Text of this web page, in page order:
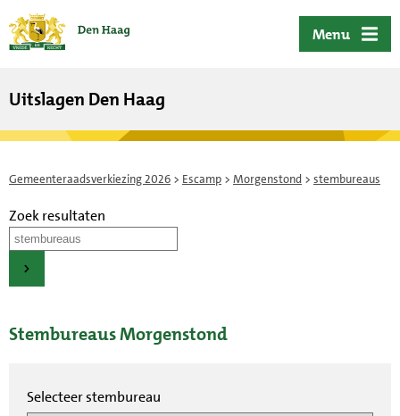
Menu
Uitslagen Den Haag
Gemeenteraadsverkiezing 2026 > Escamp > Morgenstond > stembureaus
Zoek resultaten
Stembureaus Morgenstond
Selecteer stembureau